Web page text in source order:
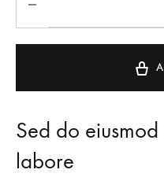
a
i
Sed do
labore